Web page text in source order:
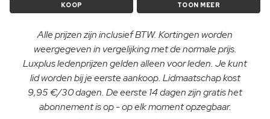
KOOP TOON MEER
Alle prijzen zijn inclusief BTW. Kortingen worden
weergegeven in vergelijking met de normale prijs.
Luxplus ledenprijzen gelden alleen voor leden. Je kunt
lid worden bij je eerste aankoop. Lidmaatschap kost
9,95 €/30 dagen. De eerste 14 dagen zijn gratis het
abonnement is op - op elk moment opzegbaar.